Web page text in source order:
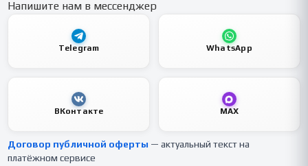
Напишите нам в мессенджер
Telegram WhatsApp
ВКонтакте MAX
Договор публичной оферты — актуальный текст на
платёжном сервисе